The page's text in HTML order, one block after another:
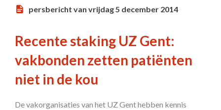
persbericht van vrijdag 5 december 2014
Recente staking UZ Gent:
vakbonden zetten patiënten
niet in de kou
De vakorganisaties van het UZ Gent hebben kennis